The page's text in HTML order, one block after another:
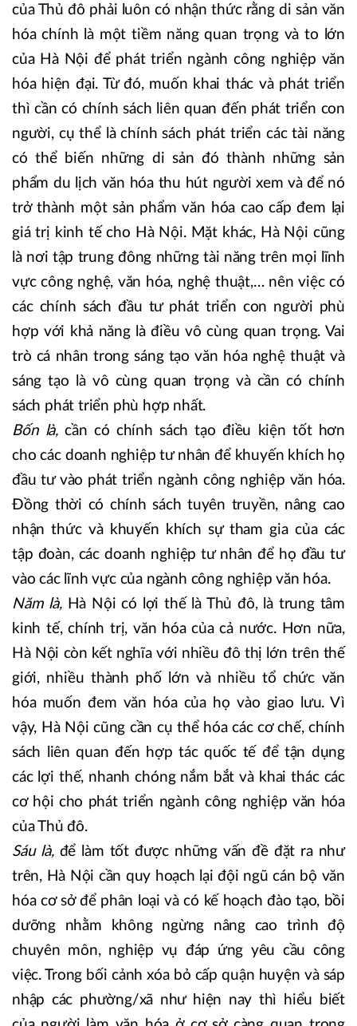
của Thủ đô phải luôn có nhận thức rằng di sản văn
hóa chính là một tiềm năng quan trọng và to lớn
của Hà Nội để phát triển ngành công nghiệp văn
hóa hiện đại. Từ đó, muốn khai thác và phát triển
thì cần có chính sách liên quan đến phát triển con
người, cụ thể là chính sách phát triển các tài năng
có thể biến những di sản đó thành những sản
phẩm du lịch văn hóa thu hút người xem và để nó
trở thành một sản phẩm văn hóa cao cấp đem lại
giá trị kinh tế cho Hà Nội. Mặt khác, Hà Nội cũng
là nơi tập trung đông những tài năng trên mọi lĩnh
vực công nghệ, văn hóa, nghệ thuật,… nên việc có
các chính sách đầu tư phát triển con người phù
hợp với khả năng là điều vô cùng quan trọng. Vai
trò cá nhân trong sáng tạo văn hóa nghệ thuật và
sáng tạo là vô cùng quan trọng và cần có chính
sách phát triển phù hợp nhất.
Bốn là, cần có chính sách tạo điều kiện tốt hơn
cho các doanh nghiệp tư nhân để khuyến khích họ
đầu tư vào phát triển ngành công nghiệp văn hóa.
Đồng thời có chính sách tuyên truyền, nâng cao
nhận thức và khuyến khích sự tham gia của các
tập đoàn, các doanh nghiệp tư nhân để họ đầu tư
vào các lĩnh vực của ngành công nghiệp văn hóa.
Năm là, Hà Nội có lợi thế là Thủ đô, là trung tâm
kinh tế, chính trị, văn hóa của cả nước. Hơn nữa,
Hà Nội còn kết nghĩa với nhiều đô thị lớn trên thế
giới, nhiều thành phố lớn và nhiều tổ chức văn
hóa muốn đem văn hóa của họ vào giao lưu. Vì
vậy, Hà Nội cũng cần cụ thể hóa các cơ chế, chính
sách liên quan đến hợp tác quốc tế để tận dụng
các lợi thế, nhanh chóng nắm bắt và khai thác các
cơ hội cho phát triển ngành công nghiệp văn hóa
của Thủ đô.
Sáu là,để làm tốt được những vấn đề đặt ra như
trên, Hà Nội cần quy hoạch lại đội ngũ cán bộ văn
hóa cơ sở để phân loại và có kế hoạch đào tạo, bồi
dưỡng nhằm không ngừng nâng cao trình độ
chuyên môn, nghiệp vụ đáp ứng yêu cầu công
việc. Trong bối cảnh xóa bỏ cấp quận huyện và sáp
nhập các phường/xã như hiện nay thì hiểu biết